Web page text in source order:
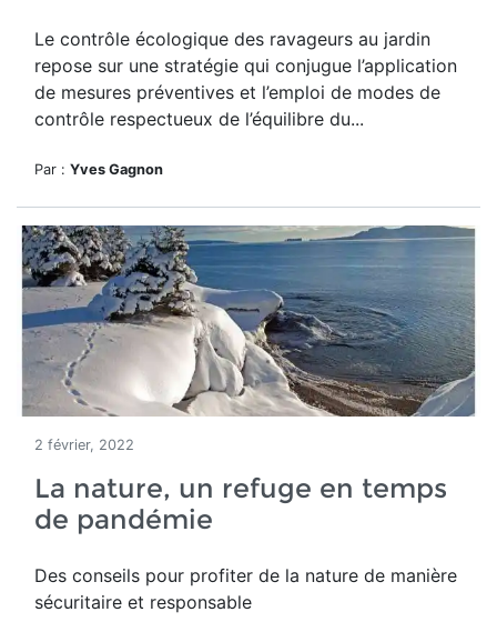
Le contrôle écologique des ravageurs au jardin
repose sur une stratégie qui conjugue l’application
de mesures préventives et l’emploi de modes de
contrôle respectueux de l’équilibre du...
Par : Yves Gagnon
2 février, 2022
La nature, un refuge en temps
de pandémie
Des conseils pour profiter de la nature de manière
sécuritaire et responsable